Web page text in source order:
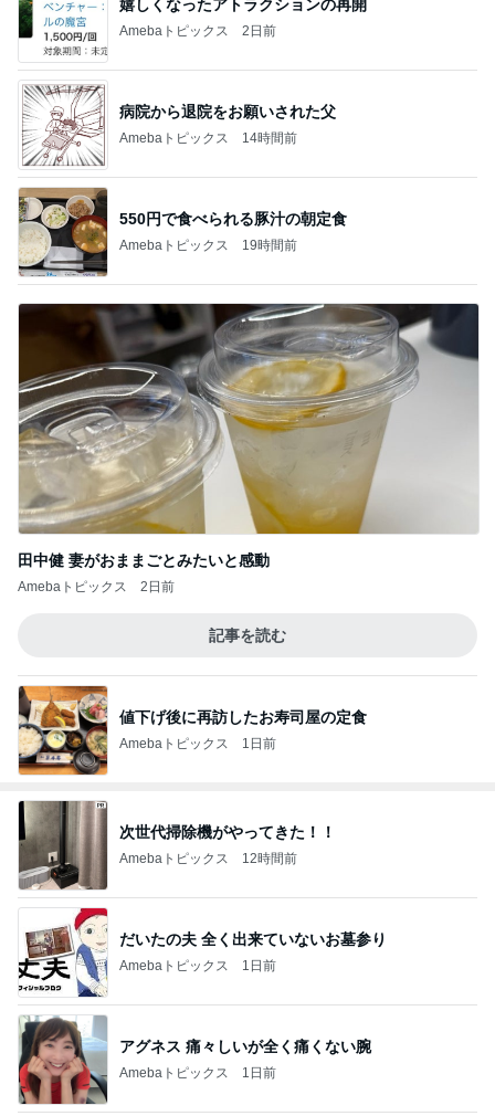
嬉しくなったアトラクションの再開
Amebaトピックス 2日前
病院から退院をお願いされた父
Amebaトピックス 14時間前
550円で食べられる豚汁の朝定食
Amebaトピックス 19時間前
田中健 妻がおままごとみたいと感動
Amebaトピックス 2日前
記事を読む
値下げ後に再訪したお寿司屋の定食
Amebaトピックス 1日前
次世代掃除機がやってきた！！
Amebaトピックス 12時間前
だいたの夫 全く出来ていないお墓参り
Amebaトピックス 1日前
アグネス 痛々しいが全く痛くない腕
Amebaトピックス 1日前